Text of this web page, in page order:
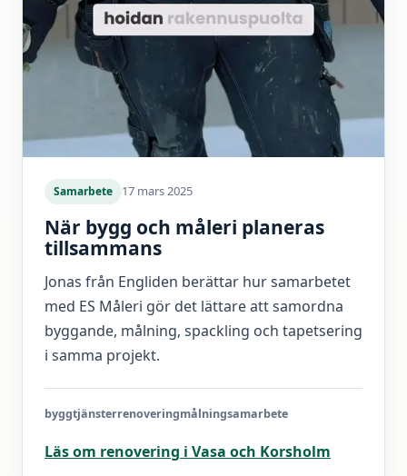
Samarbete 17 mars 2025
När bygg och måleri planeras
tillsammans
Jonas från Engliden berättar hur samarbetet
med ES Måleri gör det lättare att samordna
byggande, målning, spackling och tapetsering
i samma projekt.
byggtjänsterrenoveringmålningsamarbete
Läs om renovering i Vasa och Korsholm